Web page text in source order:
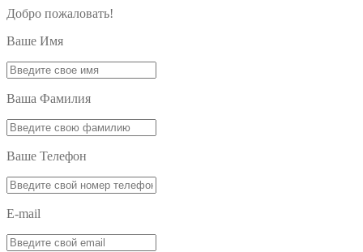
Добро пожаловать!
Ваше Имя
Ваша Фамилия
Ваше Телефон
E-mail